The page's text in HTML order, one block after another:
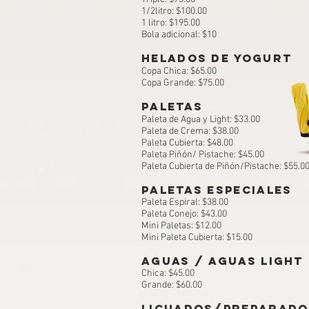
1/2litro: $100.00
1 litro: $195.00
Bola adicional: $10
HELADOs DE YOGURT
Copa Chica: $65.00
Copa Grande: $75.00
PALETAS
Paleta de Agua y Light: $33.00​
Paleta de Crema: $38.00​
Paleta Cubierta: $48.00
Paleta Piñón/ Pistache: $45.00​
Paleta Cubierta de Piñón/Pistache: $55.00
PALETAS ESPECIALES
Paleta Espiral: $38.00
Paleta Conejo: $43.00​
Mini Paletas: $12.00
Mini Paleta Cubierta: $15.00
AGUAS / AGUAS LIGHT
Chica: $45.00​
Grande: $60.00